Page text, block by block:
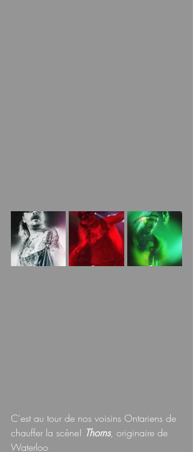
C'est au tour de nos voisins Ontariens de
chauffer la scène! Thorns, originaire de
Waterloo